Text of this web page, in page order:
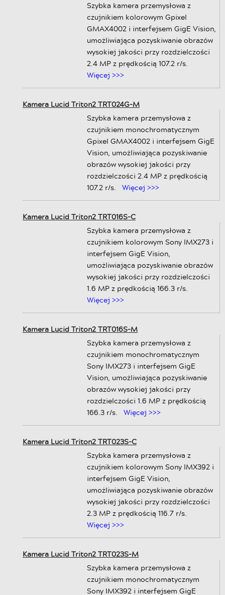
Szybka kamera przemysłowa z
czujnikiem kolorowym Gpixel
GMAX4002 i interfejsem GigE Vision,
umożliwiająca pozyskiwanie obrazów
wysokiej jakości przy rozdzielczości
2.4 MP z prędkością 107.2 r/s.
Więcej >>>
Kamera Lucid Triton2 TRT024G-M
Szybka kamera przemysłowa z
czujnikiem monochromatycznym
Gpixel GMAX4002 i interfejsem GigE
Vision, umożliwiająca pozyskiwanie
obrazów wysokiej jakości przy
rozdzielczości 2.4 MP z prędkością
107.2 r/s. Więcej >>>
Kamera Lucid Triton2 TRT016S-C
Szybka kamera przemysłowa z
czujnikiem kolorowym Sony IMX273 i
interfejsem GigE Vision,
umożliwiająca pozyskiwanie obrazów
wysokiej jakości przy rozdzielczości
1.6 MP z prędkością 166.3 r/s.
Więcej >>>
Kamera Lucid Triton2 TRT016S-M
Szybka kamera przemysłowa z
czujnikiem monochromatycznym
Sony IMX273 i interfejsem GigE
Vision, umożliwiająca pozyskiwanie
obrazów wysokiej jakości przy
rozdzielczości 1.6 MP z prędkością
166.3 r/s. Więcej >>>
Kamera Lucid Triton2 TRT023S-C
Szybka kamera przemysłowa z
czujnikiem kolorowym Sony IMX392 i
interfejsem GigE Vision,
umożliwiająca pozyskiwanie obrazów
wysokiej jakości przy rozdzielczości
2.3 MP z prędkością 116.7 r/s.
Więcej >>>
Kamera Lucid Triton2 TRT023S-M
Szybka kamera przemysłowa z
czujnikiem monochromatycznym